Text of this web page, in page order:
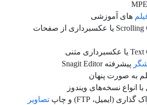
های آموزشی
قابلیت Scrolling Capture یا عکسبرداری از صفحات
پیشرفته Snagit Editor
به صورت پنهان
انواع نسخه‌های ویندوز
گذاری (ایمیل، FTP) و چاپ تصاویر